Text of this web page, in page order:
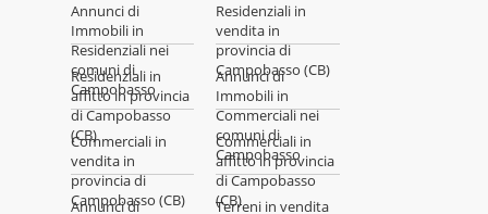
Annunci di
Immobili in
Residenziali nei
comuni di
Campobasso
Residenziali in
vendita in
provincia di
Campobasso (CB)
Residenziali in
affitto in provincia
di Campobasso
(CB)
Annunci di
Immobili in
Commerciali nei
comuni di
Campobasso
Commerciali in
vendita in
provincia di
Campobasso (CB)
Commerciali in
affitto in provincia
di Campobasso
(CB)
Annunci di
Terreni in vendita